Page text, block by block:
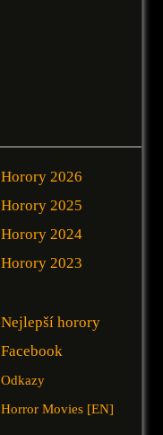
Horory 2026
Horory 2025
Horory 2024
Horory 2023
Nejlepší horory
Facebook
Odkazy
Horror Movies [EN]